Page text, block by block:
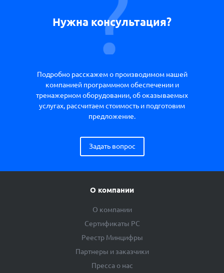
Нужна консультация?
Подробно расскажем о производимом нашей
компанией программном обеспечении и
тренажерном оборудовании, об оказываемых
услугах, рассчитаем стоимость и подготовим
предложение.
Задать вопрос
О компании
О компании
Сертификаты РС
Реестр Минцифры
Партнеры и заказчики
Пресса о нас